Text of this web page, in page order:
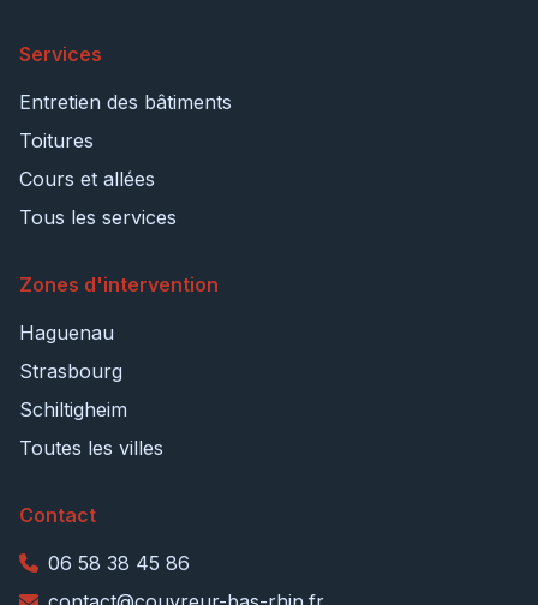
Services
Entretien des bâtiments
Toitures
Cours et allées
Tous les services
Zones d'intervention
Haguenau
Strasbourg
Schiltigheim
Toutes les villes
Contact
06 58 38 45 86